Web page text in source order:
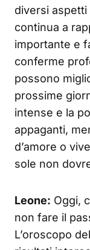
diversi aspetti
continua a
importante e
conferme
possono
prossime
intense e la
appaganti,
d’amore o
sole non
Leone: Oggi,
non fare il
L’oroscopo